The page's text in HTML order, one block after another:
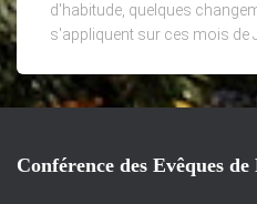
d'habitude, quelques
s'appliquent sur ces mois de
Conférence des Evêques de